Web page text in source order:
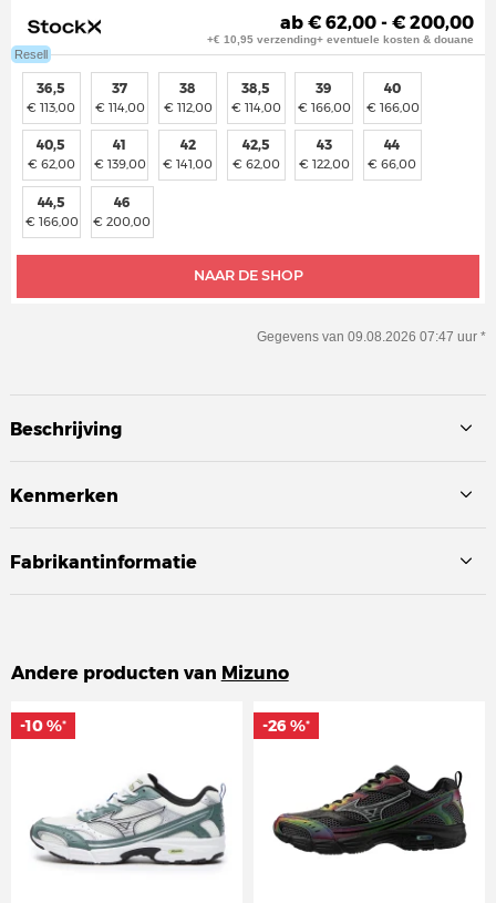
Resell
ab € 62,00 - € 200,00
+€ 10,95 verzending+ eventuele kosten & douane
NAAR DE SHOP
36,5
€ 113,00
37
€ 114,00
38
€ 112,00
38,5
€ 114,00
39
€ 166,00
40
€ 166,00
40,5
€ 62,00
41
€ 139,00
42
€ 141,00
42,5
€ 62,00
43
€ 122,00
44
€ 66,00
44,5
€ 166,00
46
€ 200,00
Gegevens van 09.08.2026 07:47 uur *
Beschrijving
Kenmerken
Fabrikantinformatie
Andere producten van Mizuno
-10 %*
-10 %* -26 %*
-26 %*